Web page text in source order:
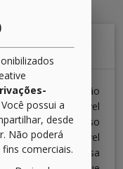
Você possui a
desde
Não poderá
comerciais.
anterior não
uma variável
Será que isso
uma única variável
tempo! Dessa